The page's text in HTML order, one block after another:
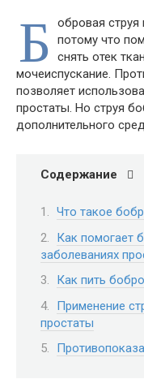
Б
обровая струя
потому что
снять отек
мочеиспускание.
позволяет
простаты. Но струя
дополнительного
Содержание
Что такое
Как помогает
заболеваниях
Как пить
Применение
простаты